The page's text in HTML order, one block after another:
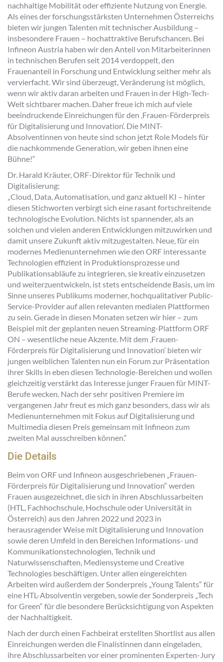
nachhaltige Mobilität oder effiziente Nutzung von Energie.
Als eines der forschungsstärksten Unternehmen Österreichs
bieten wir jungen Talenten mit technischer Ausbildung –
insbesondere Frauen – hochattraktive Berufschancen. Bei
Infineon Austria haben wir den Anteil von Mitarbeiterinnen
in technischen Berufen seit 2014 verdoppelt, den
Frauenanteil in Forschung und Entwicklung seither mehr als
vervierfacht. Wir sind überzeugt, Veränderung ist möglich,
wenn wir aktiv daran arbeiten und Frauen in der High-Tech-
Welt sichtbarer machen. Daher freue ich mich auf viele
beeindruckende Einreichungen für den ‚Frauen-Förderpreis
für Digitalisierung und Innovation‘. Die MINT-
Absolventinnen von heute sind schon jetzt Role Models für
die nachkommende Generation, wir geben ihnen eine
Bühne!“
Dr. Harald Kräuter, ORF-Direktor für Technik und
Digitalisierung:
„Cloud, Data, Automatisation, und ganz aktuell KI – hinter
diesen Stichworten verbirgt sich eine rasant fortschreitende
technologische Evolution. Nichts ist spannender, als an
solchen und vielen anderen Entwicklungen mitzuwirken und
damit unsere Zukunft aktiv mitzugestalten. Neue, für ein
modernes Medienunternehmen wie den ORF interessante
Technologien effizient in Produktionsprozesse und
Publikationsabläufe zu integrieren, sie kreativ einzusetzen
und weiterzuentwickeln, ist stets entscheidende Basis, um im
Sinne unseres Publikums moderner, hochqualitativer Public-
Service-Provider auf allen relevanten medialen Plattformen
zu sein. Gerade in diesen Monaten setzen wir hier – zum
Beispiel mit der geplanten neuen Streaming-Plattform ORF
ON – wesentliche neue Akzente. Mit dem ‚Frauen-
Förderpreis für Digitalisierung und Innovation‘ bieten wir
jungen weiblichen Talenten nun ein Forum zur Präsentation
ihrer Skills in eben diesen Technologie-Bereichen und wollen
gleichzeitig verstärkt das Interesse junger Frauen für MINT-
Berufe wecken. Nach der sehr positiven Premiere im
vergangenen Jahr freut es mich ganz besonders, dass wir als
Medienunternehmen mit Fokus auf Digitalisierung und
Multimedia diesen Preis gemeinsam mit Infineon zum
zweiten Mal ausschreiben können.“
Die Details
Beim von ORF und Infineon ausgeschriebenen „Frauen-
Förderpreis für Digitalisierung und Innovation“ werden
Frauen ausgezeichnet, die sich in ihren Abschlussarbeiten
(HTL, Fachhochschule, Hochschule oder Universität in
Österreich) aus den Jahren 2022 und 2023 in
herausragender Weise mit Digitalisierung und Innovation
sowie deren Umfeld in den Bereichen Informations- und
Kommunikationstechnologien, Technik und
Naturwissenschaften, Mediensysteme und Creative
Technologies beschäftigen. Unter allen eingereichten
Arbeiten wird außerdem der Sonderpreis „Young Talents“ für
eine HTL-Absolventin vergeben, sowie der Sonderpreis „Tech
for Green“ für die besondere Berücksichtigung von Aspekten
der Nachhaltigkeit.
Nach der durch einen Fachbeirat erstellten Shortlist aus allen
Einreichungen werden die Finalistinnen dann eingeladen,
ihre Abschlussarbeiten vor einer prominenten Experten-Jury